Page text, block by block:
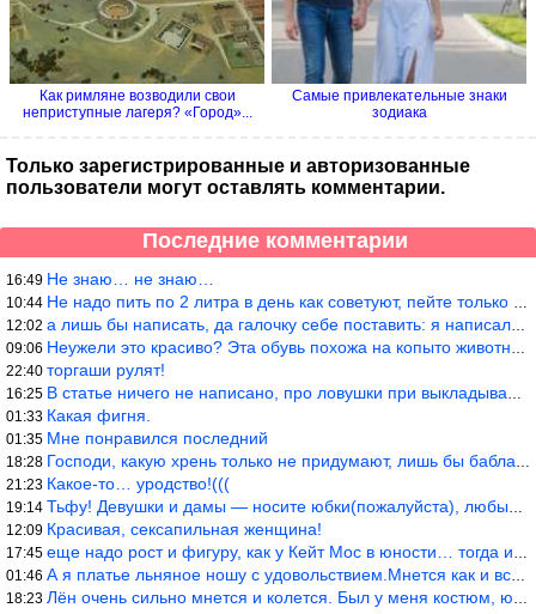
Как римляне возводили свои
неприступные лагеря? «Город»...
Самые привлекательные знаки
зодиака
Только зарегистрированные и авторизованные
пользователи могут оставлять комментарии.
Последние комментарии
16:49 Не знаю… не знаю…
10:44 Не надо пить по 2 литра в день как советуют, пейте только когда
12:02 а лишь бы написать, да галочку себе поставить: я написала статью
09:06 Неужели это красиво? Эта обувь похожа на копыто животного, не хв
22:40 торгаши рулят!
16:25 В статье ничего не написано, про ловушки при выкладывании товара
01:33 Какая фигня.
01:35 Мне понравился последний
18:28 Господи, какую хрень только не придумают, лишь бы бабла срубить!
21:23 Какое-то… уродство!(((
19:14 Тьфу! Девушки и дамы — носите юбки(пожалуйста), любые штаны на ж
12:09 Красивая, сексапильная женщина!
17:45 еще надо рост и фигуру, как у Кейт Мос в юности… тогда и стиль т
01:46 А я платье льняное ношу с удовольствием.Мнется как и все. Но это
18:23 Лён очень сильно мнется и колется. Был у меня костюм, юбка и жак